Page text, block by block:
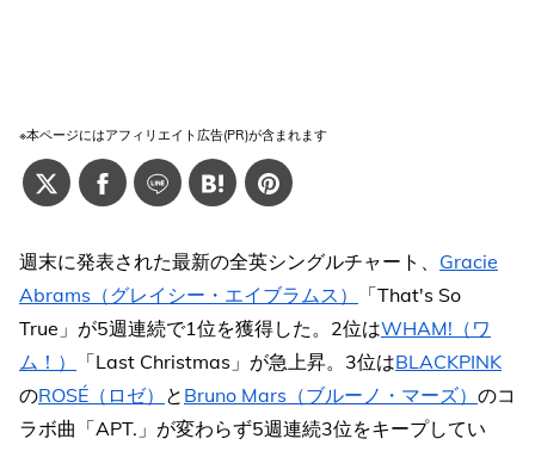
※本ページにはアフィリエイト広告(PR)が含まれます
週末に発表された最新の全英シングルチャート、 Gracie
Abrams（グレイシー・エイブラムス）
「That's So
True」が5週連続で1位を獲得した。2位はWHAM!（ワ
ム！）
「Last Christmas」が急上昇。3位はBLACKPINK
のROSÉ（ロゼ） と Bruno Mars（ブルーノ・マーズ） のコ
ラボ曲「APT.」が変わらず5週連続3位をキープしてい